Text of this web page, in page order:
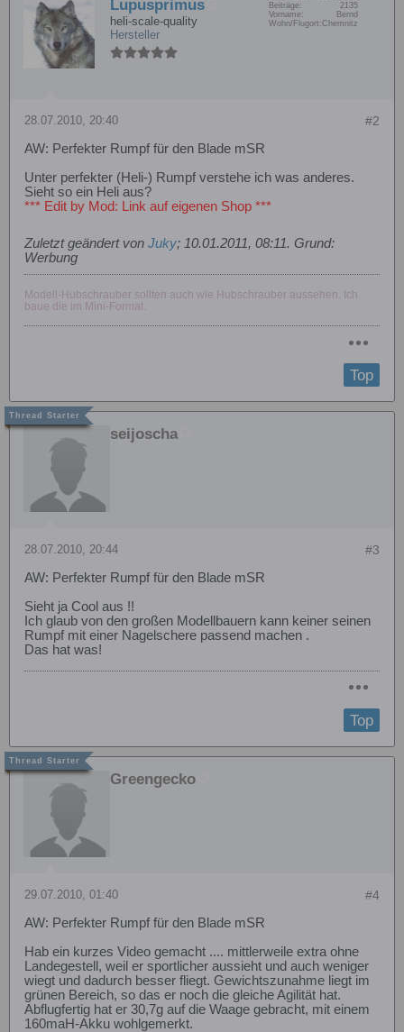
Lupusprimus
heli-scale-quality
Hersteller
Beiträge:
2135
Vorname:
Bernd
Wohn/Flugort:Chemnitz
#2
28.07.2010, 20:40
AW: Perfekter Rumpf für den Blade mSR
Unter perfekter (Heli-) Rumpf verstehe ich was anderes.
Sieht so ein Heli aus?
*** Edit by Mod: Link auf eigenen Shop ***
Zuletzt geändert von Juky; 10.01.2011, 08:11. Grund:
Werbung
Modell-Hubschrauber sollten auch wie Hubschrauber aussehen. Ich
baue die im Mini-Format.
Top
seijoscha
#3
28.07.2010, 20:44
AW: Perfekter Rumpf für den Blade mSR
Sieht ja Cool aus !!
Ich glaub von den großen Modellbauern kann keiner seinen
Rumpf mit einer Nagelschere passend machen .
Das hat was!
Top
Greengecko
#4
29.07.2010, 01:40
AW: Perfekter Rumpf für den Blade mSR
Hab ein kurzes Video gemacht .... mittlerweile extra ohne
Landegestell, weil er sportlicher aussieht und auch weniger
wiegt und dadurch besser fliegt. Gewichtszunahme liegt im
grünen Bereich, so das er noch die gleiche Agilität hat.
Abflugfertig hat er 30,7g auf die Waage gebracht, mit einem
160maH-Akku wohlgemerkt.